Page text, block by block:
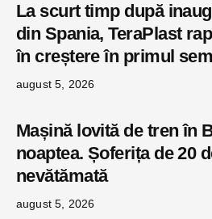
La scurt timp după
din Spania, TeraPlast
în creștere în primul
august 5, 2026
Mașină lovită de tren în
noaptea. Șoferița de 20
nevătămată
august 5, 2026